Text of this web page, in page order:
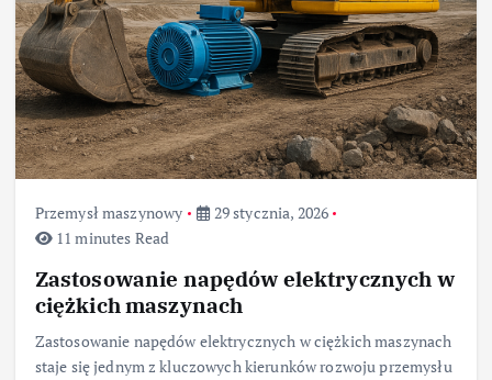
Przemysł maszynowy
29 stycznia, 2026
11 minutes Read
Zastosowanie napędów elektrycznych w
ciężkich maszynach
Zastosowanie napędów elektrycznych w ciężkich maszynach
staje się jednym z kluczowych kierunków rozwoju przemysłu